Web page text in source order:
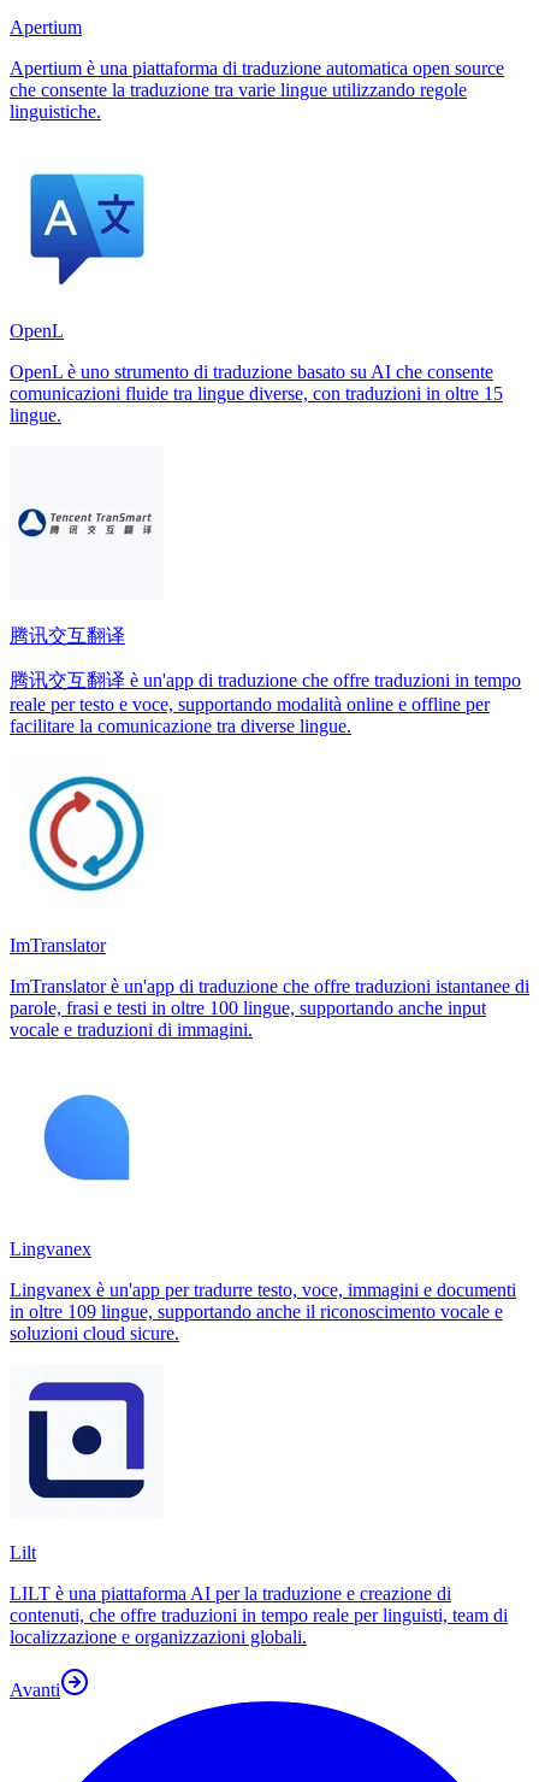
Apertium
Apertium è una piattaforma di traduzione automatica open source
che consente la traduzione tra varie lingue utilizzando regole
linguistiche.
OpenL
OpenL è uno strumento di traduzione basato su AI che consente
comunicazioni fluide tra lingue diverse, con traduzioni in oltre 15
lingue.
腾讯交互翻译
腾讯交互翻译 è un'app di traduzione che offre traduzioni in tempo
reale per testo e voce, supportando modalità online e offline per
facilitare la comunicazione tra diverse lingue.
ImTranslator
ImTranslator è un'app di traduzione che offre traduzioni istantanee di
parole, frasi e testi in oltre 100 lingue, supportando anche input
vocale e traduzioni di immagini.
Lingvanex
Lingvanex è un'app per tradurre testo, voce, immagini e documenti
in oltre 109 lingue, supportando anche il riconoscimento vocale e
soluzioni cloud sicure.
Lilt
LILT è una piattaforma AI per la traduzione e creazione di
contenuti, che offre traduzioni in tempo reale per linguisti, team di
localizzazione e organizzazioni globali.
Avanti